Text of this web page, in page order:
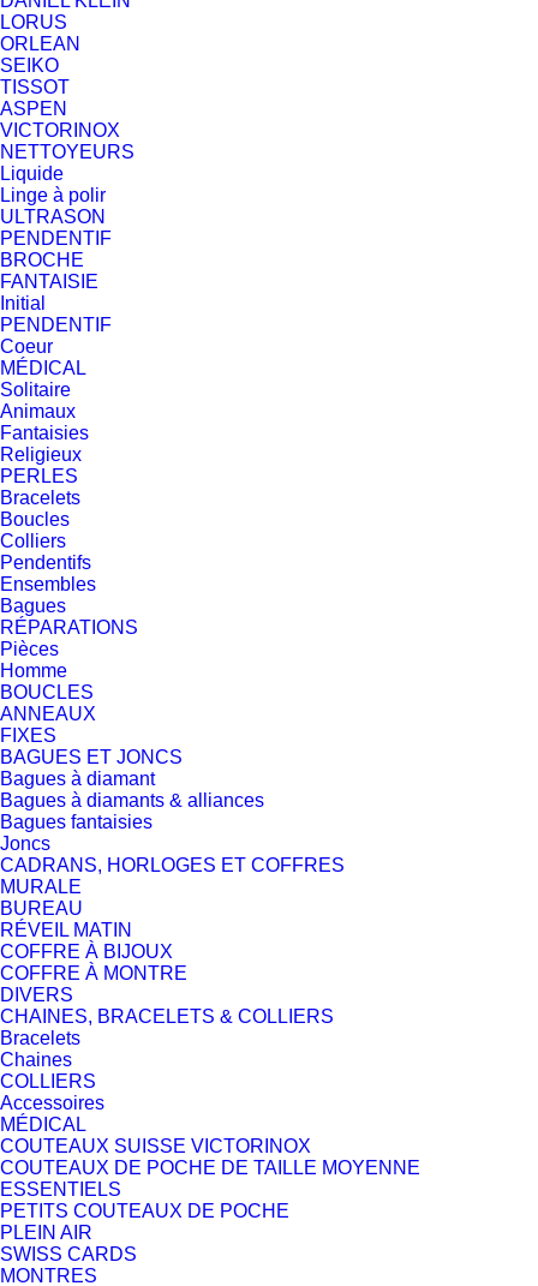
LORUS
ORLEAN
SEIKO
TISSOT
ASPEN
VICTORINOX
NETTOYEURS
Liquide
Linge à polir
ULTRASON
PENDENTIF
BROCHE
FANTAISIE
Initial
PENDENTIF
Coeur
MÉDICAL
Solitaire
Animaux
Fantaisies
Religieux
PERLES
Bracelets
Boucles
Colliers
Pendentifs
Ensembles
Bagues
RÉPARATIONS
Pièces
Homme
BOUCLES
ANNEAUX
FIXES
BAGUES ET JONCS
Bagues à diamant
Bagues à diamants & alliances
Bagues fantaisies
Joncs
CADRANS, HORLOGES ET COFFRES
MURALE
BUREAU
RÉVEIL MATIN
COFFRE À BIJOUX
COFFRE À MONTRE
DIVERS
CHAINES, BRACELETS & COLLIERS
Bracelets
Chaines
COLLIERS
Accessoires
MÉDICAL
COUTEAUX SUISSE VICTORINOX
COUTEAUX DE POCHE DE TAILLE MOYENNE
ESSENTIELS
PETITS COUTEAUX DE POCHE
PLEIN AIR
SWISS CARDS
MONTRES